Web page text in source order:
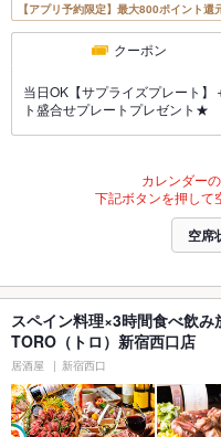
【アプリ予約限定】最大800ポイント還
クーポン
当日OK【サプライズプレート
ト盛合せプレートプレゼント★
カレンダー
下記ボタンを押して
空席
スペイン料理×3時間食べ飲
TORO（トロ）新宿西口店
居酒屋 新宿西口